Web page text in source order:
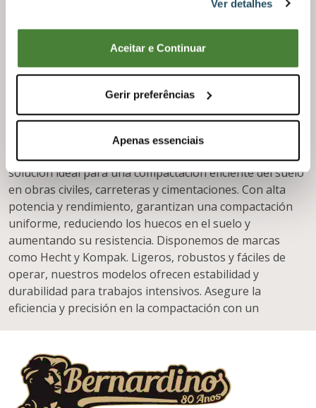
Ver detalhes
Aceitar e Continuar
Gerir preferências
Apenas essenciais
Puentes compactadores
¡Venga a descubrir nuestrosSaltadores
Compactadores!Los Saltadores Compactadores son la
solución ideal para una compactación eficiente del suelo
en obras civiles, carreteras y cimentaciones. Con alta
potencia y rendimiento, garantizan una compactación
uniforme, reduciendo los huecos en el suelo y
aumentando su resistencia. Disponemos de marcas
como Hecht y Kompak. Ligeros, robustos y fáciles de
operar, nuestros modelos ofrecen estabilidad y
durabilidad para trabajos intensivos. Asegure la
eficiencia y precisión en la compactación con un